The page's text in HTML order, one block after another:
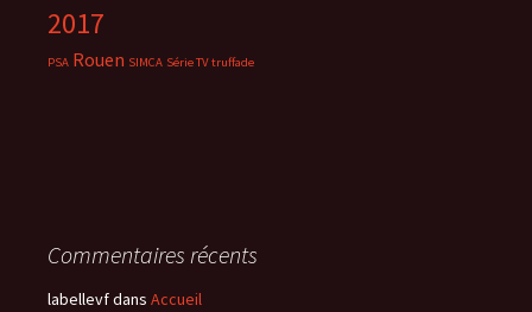
2017
PSA Rouen SIMCA Série TV truffade
Commentaires récents
labellevfdans Accueil